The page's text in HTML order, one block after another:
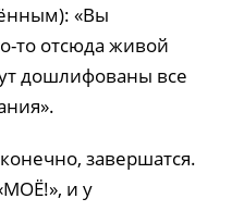
«Вы
то отсюда живой
дошлифованы все
завершатся.
и у